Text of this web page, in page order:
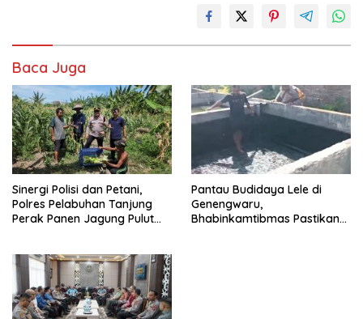
Baca Juga
Sinergi Polisi dan Petani,
Polres Pelabuhan Tanjung
Perak Panen Jagung Pulut
Pantau Budidaya Lele di
Genengwaru,
Bhabinkamtibmas Pastikan